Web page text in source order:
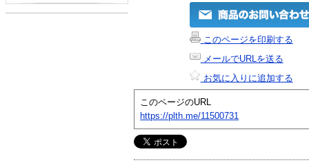
このページを印刷する
メールでURLを送る
お気に入りに追加する
このページのURL
https://plth.me/11500731